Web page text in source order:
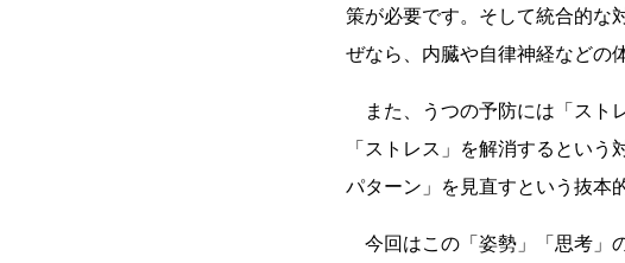
策が必要です。そして統合的な
ぜなら、内臓や自律神経などの
また、うつの予防には「スト
「ストレス」を解消するとい
パターン」を見直すという抜本
今回はこの「姿勢」「思考」